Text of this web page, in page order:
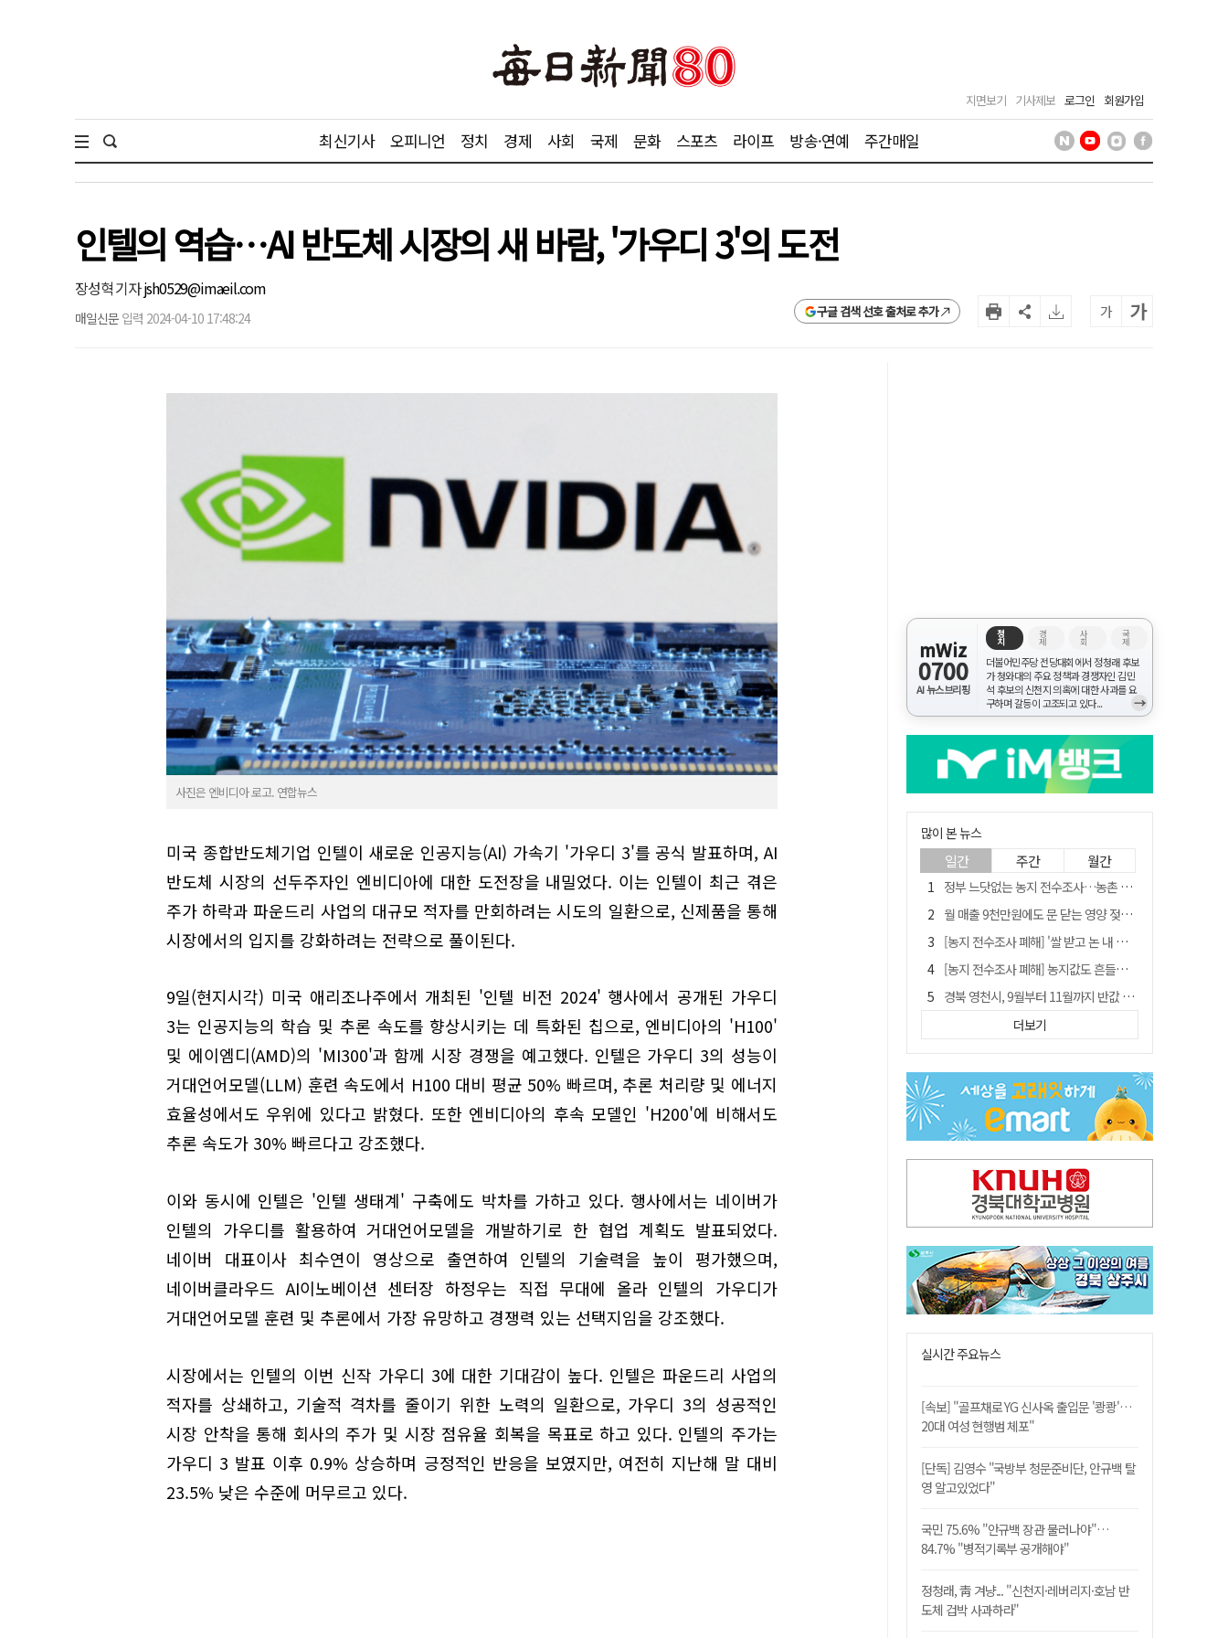
지면보기 기사제보 로그인 회원가입
최신기사 오피니언 정치 경제 사회 국제 문화 스포츠 라이프 방송·연예 주간매일
인텔의 역습…AI 반도체 시장의 새 바람, '가우디 3'의 도전
장성혁 기자jsh0529@imaeil.com
매일신문 입력 2024-04-10 17:48:24 구글 검색 선호 출처로 추가 가 가
사진은 엔비디아 로고. 연합뉴스
미국 종합반도체기업 인텔이 새로운 인공지능(AI) 가속기 '가우디 3'를 공식 발표하며, AI
반도체 시장의 선두주자인 엔비디아에 대한 도전장을 내밀었다. 이는 인텔이 최근 겪은
주가 하락과 파운드리 사업의 대규모 적자를 만회하려는 시도의 일환으로, 신제품을 통해
시장에서의 입지를 강화하려는 전략으로 풀이된다.
9일(현지시각) 미국 애리조나주에서 개최된 '인텔 비전 2024' 행사에서 공개된 가우디
3는 인공지능의 학습 및 추론 속도를 향상시키는 데 특화된 칩으로, 엔비디아의 'H100'
및 에이엠디(AMD)의 'MI300'과 함께 시장 경쟁을 예고했다. 인텔은 가우디 3의 성능이
거대언어모델(LLM) 훈련 속도에서 H100 대비 평균 50% 빠르며, 추론 처리량 및 에너지
효율성에서도 우위에 있다고 밝혔다. 또한 엔비디아의 후속 모델인 'H200'에 비해서도
추론 속도가 30% 빠르다고 강조했다.
이와 동시에 인텔은 '인텔 생태계' 구축에도 박차를 가하고 있다. 행사에서는 네이버가
인텔의 가우디를 활용하여 거대언어모델을 개발하기로 한 협업 계획도 발표되었다.
네이버 대표이사 최수연이 영상으로 출연하여 인텔의 기술력을 높이 평가했으며,
네이버클라우드 AI이노베이션 센터장 하정우는 직접 무대에 올라 인텔의 가우디가
거대언어모델 훈련 및 추론에서 가장 유망하고 경쟁력 있는 선택지임을 강조했다.
시장에서는 인텔의 이번 신작 가우디 3에 대한 기대감이 높다. 인텔은 파운드리 사업의
적자를 상쇄하고, 기술적 격차를 줄이기 위한 노력의 일환으로, 가우디 3의 성공적인
시장 안착을 통해 회사의 주가 및 시장 점유율 회복을 목표로 하고 있다. 인텔의 주가는
가우디 3 발표 이후 0.9% 상승하며 긍정적인 반응을 보였지만, 여전히 지난해 말 대비
23.5% 낮은 수준에 머무르고 있다.
mWiz
0700
AI 뉴스브리핑
정
치
경
제
사
회
국
제
더불어민주당 전당대회에서 정청래 후보
가 청와대의 주요 정책과 경쟁자인 김민
석 후보의 신천지 의혹에 대한 사과를 요
구하며 갈등이 고조되고 있다...
→
많이 본 뉴스
일간 주간 월간
정부 느닷없는 농지 전수조사…농촌 들쑤시는 '경자유전'의 칼날
월 매출 9천만원에도 문 닫는 영양 젖소농장… "일할 사람이 없어"
[농지 전수조사 폐해] '쌀 받고 논 내 준' 도지농 이제 어쩌나?
[농지 전수조사 폐해] 농지값도 흔들리나…"도지 막히면 헐값 매물 나올 수도"
경북 영천시, 9월부터 11월까지 반값 여행 혜택 제공
'솔리다임 IPO 추진설' SK하이닉스, 주가 9% 급락
[농지 전수조사 폐해] 실경작농·청년농 부담도 커진다
아쉬운 태클
TK신공항 참여 주저한 LH, 광주군공항 사업에는 앞장
더보기
실시간 주요뉴스
[속보] "골프채로 YG 신사옥 출입문 '쾅쾅'…
20대 여성 현행범 체포"
[단독] 김영수 "국방부 청문준비단, 안규백 탈
영 알고있었다"
국민 75.6% "안규백 장관 물러나야"…
84.7% "병적기록부 공개해야"
정청래, 靑 겨냥... "신천지·레버리지·호남 반
도체 겁박 사과하라"